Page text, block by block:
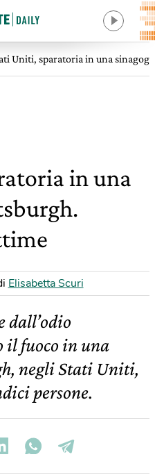
Uniti, sparatoria in una
in una
Elisabetta Scuri
dall’odio
il fuoco in una
negli Stati Uniti,
persone.